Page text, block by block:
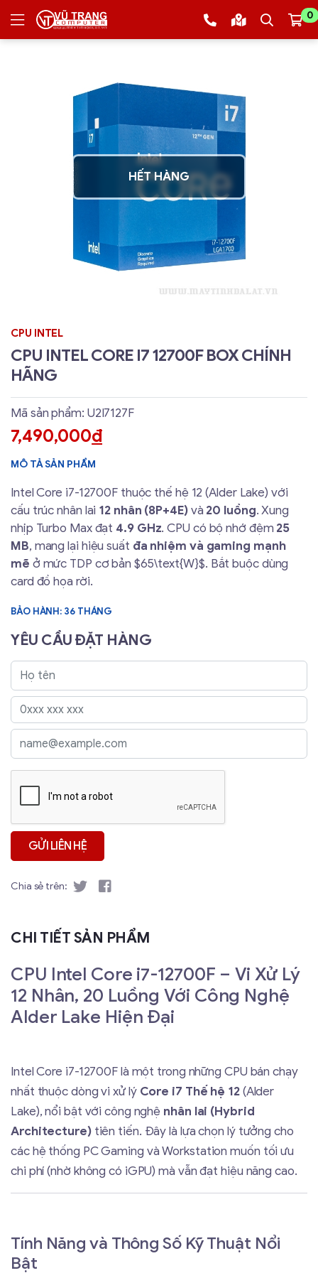
0
HẾT HÀNG
CPU INTEL
CPU INTEL CORE I7 12700F BOX CHÍNH
HÃNG
Mã sản phẩm: U2I7127F
7,490,000đ
MÔ TẢ SẢN PHẨM
Intel Core i7-12700F thuộc thế hệ 12 (Alder Lake) với
cấu trúc nhân lai 12 nhân (8P+4E)và 20 luồng. Xung
nhịp Turbo Max đạt 4.9 GHz. CPU có bộ nhớ đệm 25
MB, mang lại hiệu suất đa nhiệm và gaming mạnh
mẽ ở mức TDP cơ bản $65\text{W}$. Bắt buộc dùng
card đồ họa rời.
BẢO HÀNH: 36 THÁNG
YÊU CẦU ĐẶT HÀNG
Chia sẻ trên:
CHI TIẾT SẢN PHẨM
CPU Intel Core i7-12700F – Vi Xử Lý
12 Nhân, 20 Luồng Với Công Nghệ
Alder Lake Hiện Đại
Intel Core i7-12700F là một trong những CPU bán chạy
nhất thuộc dòng vi xử lý Core i7 Thế hệ 12(Alder
Lake), nổi bật với công nghệ nhân lai (Hybrid
Architecture)tiên tiến. Đây là lựa chọn lý tưởng cho
các hệ thống PC Gaming và Workstation muốn tối ưu
chi phí (nhờ không có iGPU) mà vẫn đạt hiệu năng cao.
Tính Năng và Thông Số Kỹ Thuật Nổi
Bật